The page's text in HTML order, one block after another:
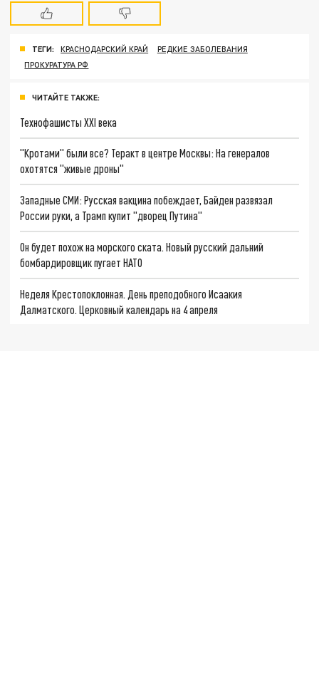
ТЕГИ: КРАСНОДАРСКИЙ КРАЙ
РЕДКИЕ ЗАБОЛЕВАНИЯ
ПРОКУРАТУРА РФ
ЧИТАЙТЕ ТАКЖЕ:
Технофашисты XXI века
"Кротами" были все? Теракт в центре Москвы: На генералов
охотятся "живые дроны"
Западные СМИ: Русская вакцина побеждает, Байден развязал
России руки, а Трамп купит "дворец Путина"
Он будет похож на морского ската. Новый русский дальний
бомбардировщик пугает НАТО
Неделя Крестопоклонная. День преподобного Исаакия
Далматского. Церковный календарь на 4 апреля